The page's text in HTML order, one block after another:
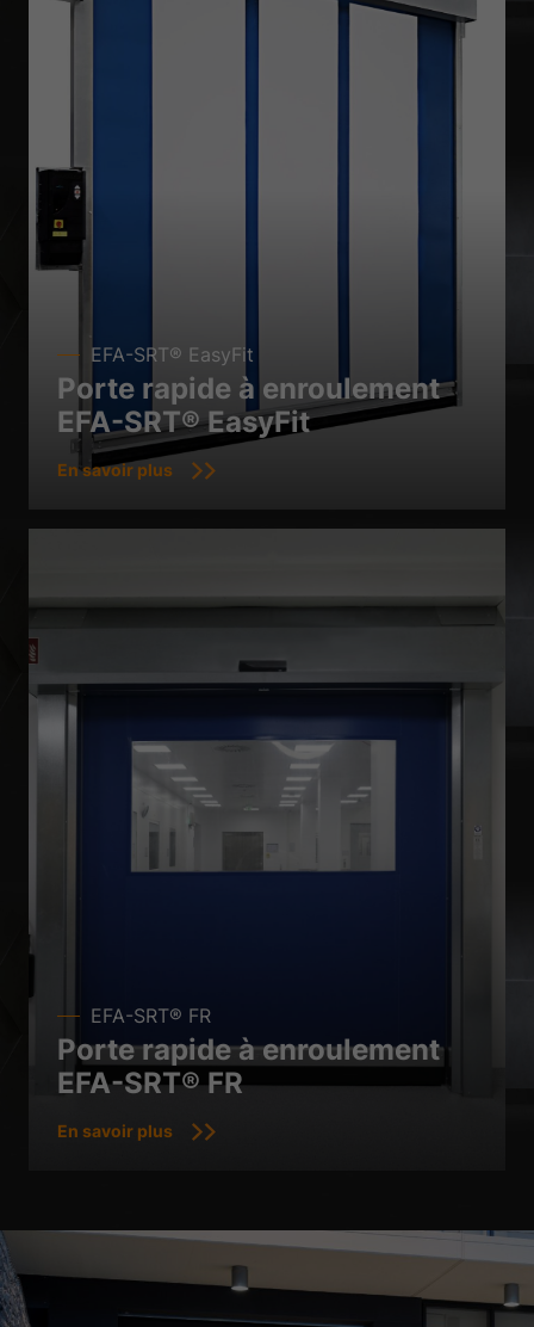
EFA-SRT® EasyFit
Porte rapide à enroulement
EFA-SRT® EasyFit
En savoir plus
EFA-SRT® FR
Porte rapide à enroulement
EFA-SRT® FR
En savoir plus